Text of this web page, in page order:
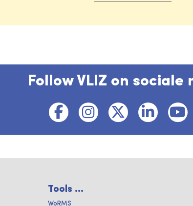
Follow VLIZ on sociale
Tools ...
WoRMS